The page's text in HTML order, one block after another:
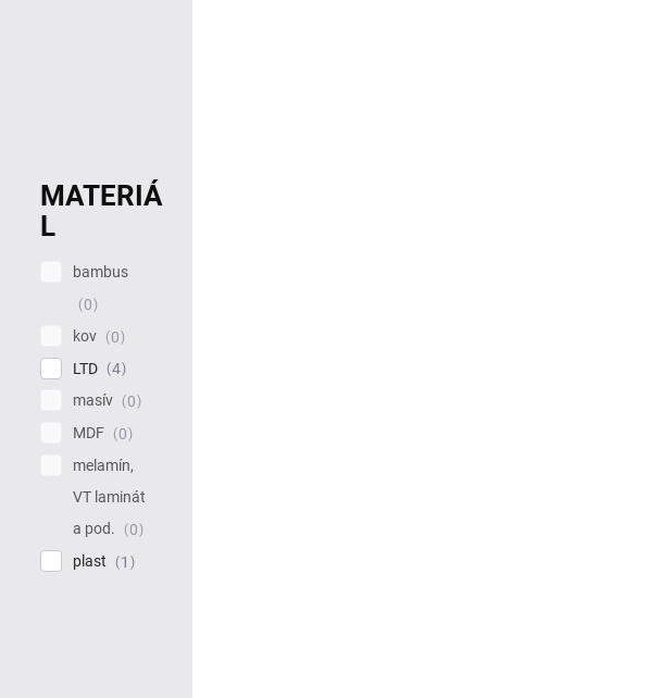
MATERIÁ
L
bambus
0
kov
0
LTD
4
masív
0
MDF
0
melamín,
VT laminát
a pod.
0
plast
1